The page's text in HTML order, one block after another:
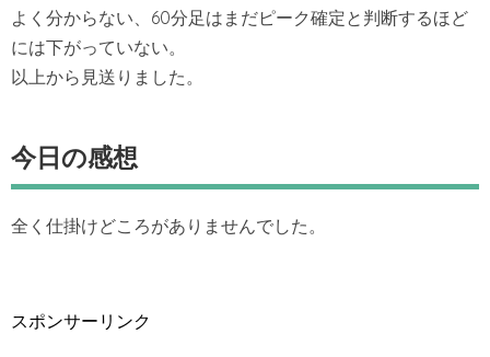
よく分からない、60分足はまだピーク確定と判断するほど
には下がっていない。
以上から見送りました。
今日の感想
全く仕掛けどころがありませんでした。
スポンサーリンク